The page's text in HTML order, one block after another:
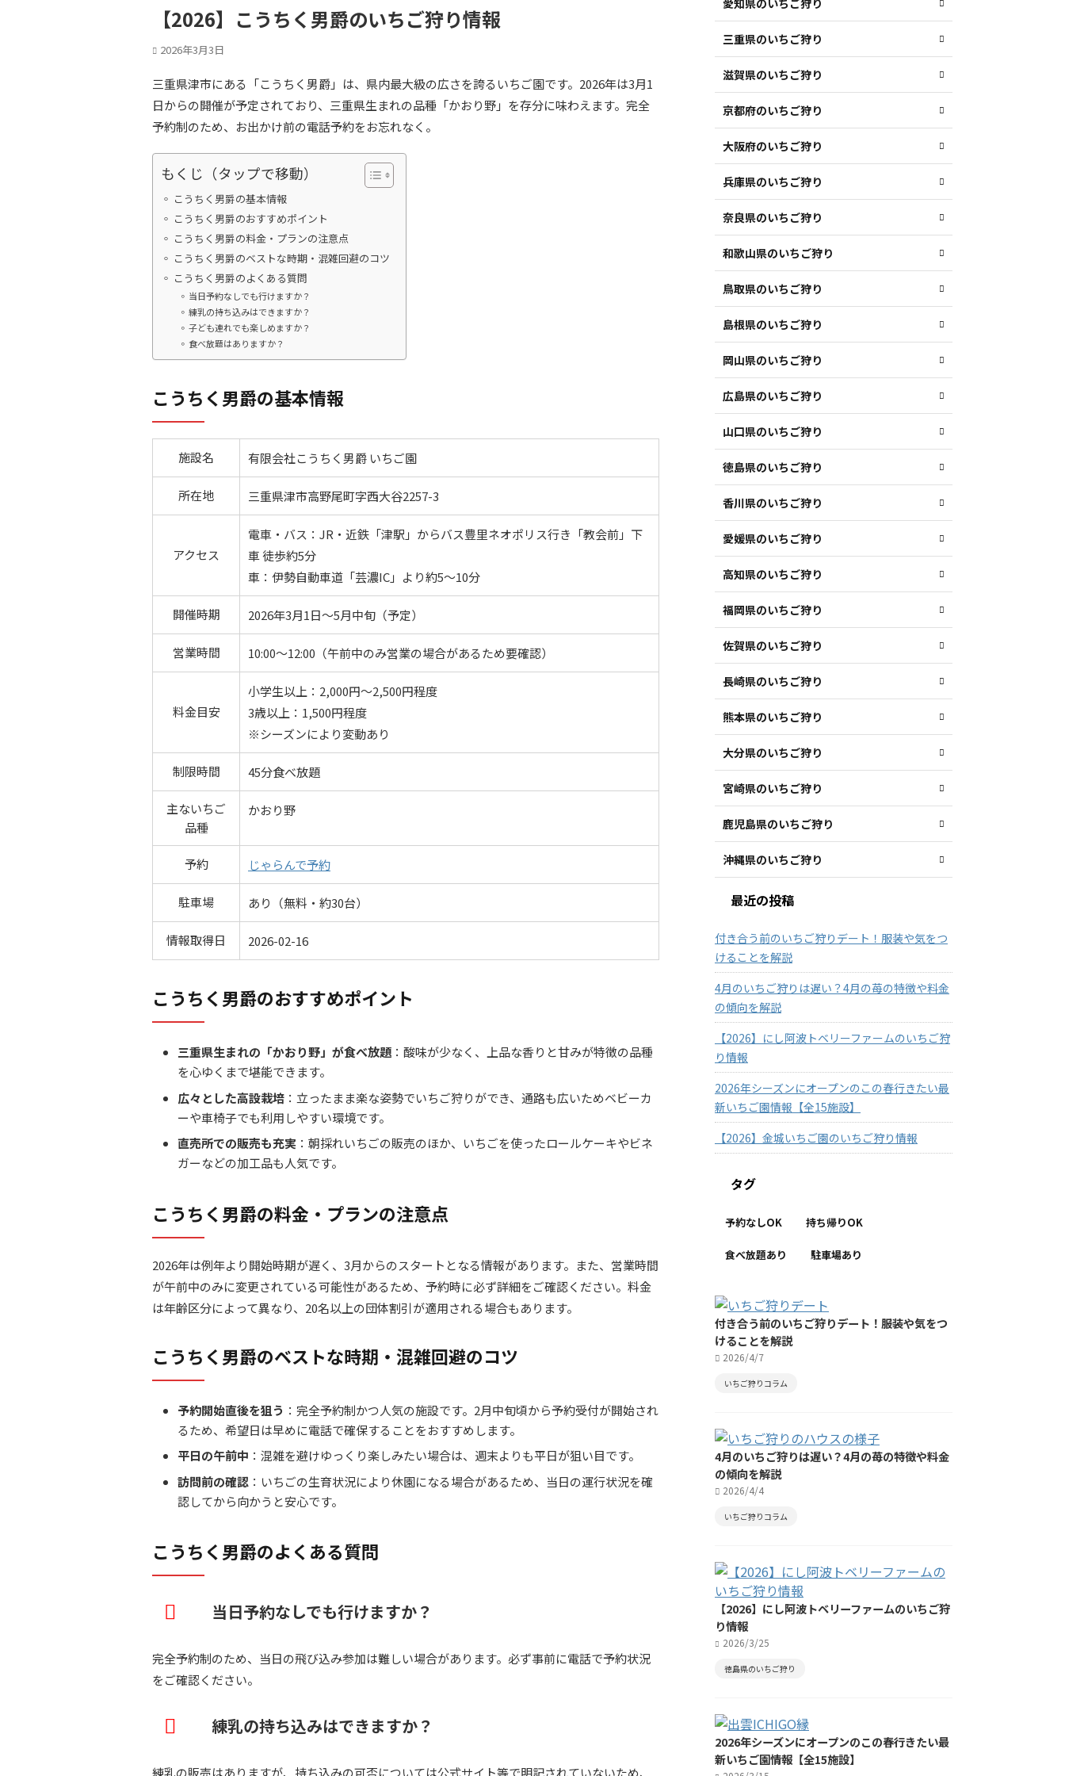
【2026】こうちく男爵のいちご狩り情報
2026年3月3日
三重県津市にある「こうちく男爵」は、県内最大級の広さを誇るいちご園です。2026年は3月1
日からの開催が予定されており、三重県生まれの品種「かおり野」を存分に味わえます。完全
予約制のため、お出かけ前の電話予約をお忘れなく。
もくじ（タップで移動）
こうちく男爵の基本情報
こうちく男爵のおすすめポイント
こうちく男爵の料金・プランの注意点
こうちく男爵のベストな時期・混雑回避のコツ
こうちく男爵のよくある質問
当日予約なしでも行けますか？
練乳の持ち込みはできますか？
子ども連れでも楽しめますか？
食べ放題はありますか？
こうちく男爵の基本情報
施設名 有限会社こうちく男爵 いちご園
所在地 三重県津市高野尾町字西大谷2257-3
アクセス
電車・バス：JR・近鉄「津駅」からバス豊里ネオポリス行き「教会前」下
車 徒歩約5分
車：伊勢自動車道「芸濃IC」より約5～10分
開催時期 2026年3月1日～5月中旬（予定）
営業時間 10:00～12:00（午前中のみ営業の場合があるため要確認）
料金目安
小学生以上：2,000円～2,500円程度
3歳以上：1,500円程度
※シーズンにより変動あり
制限時間 45分食べ放題
主ないちご
品種
かおり野
予約 じゃらんで予約
駐車場 あり（無料・約30台）
情報取得日 2026-02-16
こうちく男爵のおすすめポイント
三重県生まれの「かおり野」が食べ放題 ：酸味が少なく、上品な香りと甘みが特徴の品種
を心ゆくまで堪能できます。
広々とした高設栽培 ：立ったまま楽な姿勢でいちご狩りができ、通路も広いためベビーカ
ーや車椅子でも利用しやすい環境です。
直売所での販売も充実 ：朝採れいちごの販売のほか、いちごを使ったロールケーキやビネ
ガーなどの加工品も人気です。
こうちく男爵の料金・プランの注意点
2026年は例年より開始時期が遅く、3月からのスタートとなる情報があります。また、営業時間
が午前中のみに変更されている可能性があるため、予約時に必ず詳細をご確認ください。料金
は年齢区分によって異なり、20名以上の団体割引が適用される場合もあります。
こうちく男爵のベストな時期・混雑回避のコツ
予約開始直後を狙う ：完全予約制かつ人気の施設です。2月中旬頃から予約受付が開始され
るため、希望日は早めに電話で確保することをおすすめします。
平日の午前中 ：混雑を避けゆっくり楽しみたい場合は、週末よりも平日が狙い目です。
訪問前の確認 ：いちごの生育状況により休園になる場合があるため、当日の運行状況を確
認してから向かうと安心です。
こうちく男爵のよくある質問
当日予約なしでも行けますか？
完全予約制のため、当日の飛び込み参加は難しい場合があります。必ず事前に電話で予約状況
をご確認ください。
練乳の持ち込みはできますか？
愛知県のいちご狩り
三重県のいちご狩り
滋賀県のいちご狩り
京都府のいちご狩り
大阪府のいちご狩り
兵庫県のいちご狩り
奈良県のいちご狩り
和歌山県のいちご狩り
鳥取県のいちご狩り
島根県のいちご狩り
岡山県のいちご狩り
広島県のいちご狩り
山口県のいちご狩り
徳島県のいちご狩り
香川県のいちご狩り
愛媛県のいちご狩り
高知県のいちご狩り
福岡県のいちご狩り
佐賀県のいちご狩り
長崎県のいちご狩り
熊本県のいちご狩り
大分県のいちご狩り
宮崎県のいちご狩り
鹿児島県のいちご狩り
沖縄県のいちご狩り
最近の投稿
付き合う前のいちご狩りデート！服装や気をつ
けることを解説
4月のいちご狩りは遅い？4月の苺の特徴や料金
の傾向を解説
【2026】にし阿波トベリーファームのいちご狩
り情報
2026年シーズンにオープンのこの春行きたい最
新いちご園情報【全15施設】
【2026】金城いちご園のいちご狩り情報
タグ
予約なしOK 持ち帰りOK
食べ放題あり 駐車場あり
付き合う前のいちご狩りデート！服装や気をつ
けることを解説
2026/4/7
いちご狩りコラム
4月のいちご狩りは遅い？4月の苺の特徴や料金
の傾向を解説
2026/4/4
いちご狩りコラム
【2026】にし阿波トベリーファームのいちご狩
り情報
2026/3/25
徳島県のいちご狩り
2026年シーズンにオープンのこの春行きたい最
新いちご園情報【全15施設】